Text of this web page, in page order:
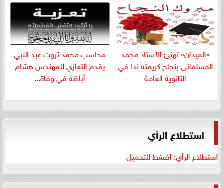
«الميدان» تهنئ الأستاذ محمد
المسلمانى بنجاح كريمته ندا في
الثانوية العامة
​محاسب محمد ثروت عبد النبي
يقدم التعازي للمهندس هشام
أباظة في وفاة...
استطلاع الرأي
استطلاع الرأي: اضغط للتحميل